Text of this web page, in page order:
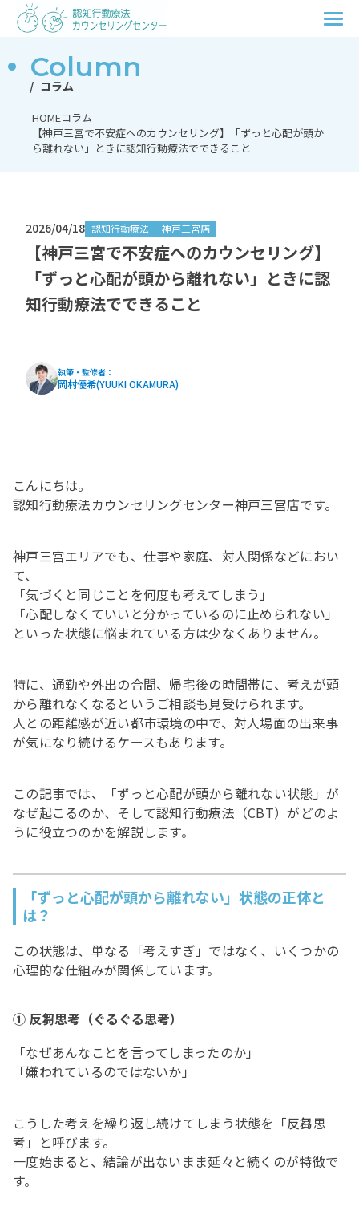
Column
コラム
HOMEコラム
【神戸三宮で不安症へのカウンセリング】「ずっと心配が頭か
ら離れない」ときに認知行動療法でできること
2026/04/18 認知行動療法 神戸三宮店
【神戸三宮で不安症へのカウンセリング】
「ずっと心配が頭から離れない」ときに認
知行動療法でできること
執筆・監修者：
岡村優希(YUUKI OKAMURA)
こんにちは。
認知行動療法カウンセリングセンター神戸三宮店です。
神戸三宮エリアでも、仕事や家庭、対人関係などにおい
て、
「気づくと同じことを何度も考えてしまう」
「心配しなくていいと分かっているのに止められない」
といった状態に悩まれている方は少なくありません。
特に、通勤や外出の合間、帰宅後の時間帯に、考えが頭
から離れなくなるというご相談も見受けられます。
人との距離感が近い都市環境の中で、対人場面の出来事
が気になり続けるケースもあります。
この記事では、「ずっと心配が頭から離れない状態」が
なぜ起こるのか、そして認知行動療法（CBT）がどのよ
うに役立つのかを解説します。
「ずっと心配が頭から離れない」状態の正体と
は？
この状態は、単なる「考えすぎ」ではなく、いくつかの
心理的な仕組みが関係しています。
① 反芻思考（ぐるぐる思考）
「なぜあんなことを言ってしまったのか」
「嫌われているのではないか」
こうした考えを繰り返し続けてしまう状態を「反芻思
考」と呼びます。
一度始まると、結論が出ないまま延々と続くのが特徴で
す。